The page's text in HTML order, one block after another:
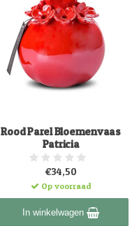
Rood Parel Bloemenvaas
Patricia
€34,50
Op voorraad
In winkelwagen